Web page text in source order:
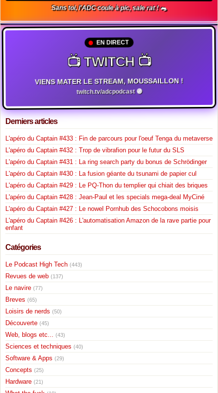
Sans toi, l'ADC coule à pic, sale rat ! 🐀
EN DIRECT
📺 TWITCH 📺
VIENS MATER LE STREAM, MOUSSAILLON !
twitch.tv/adcpodcast 🟣
Derniers articles
L'apéro du Captain #433 : Fin de parcours pour l'oeuf Tenga du metaverse
L'apéro du Captain #432 : Trop de vibrafion pour le futur du SLS
L'apéro du Captain #431 : La ring search party du bonus de Schrödinger
L'apéro du Captain #430 : La fusion géante du tsunami de papier cul
L'apéro du Captain #429 : Le PQ-Thon du templier qui chiait des briques
L'apéro du Captain #428 : Jean-Paul et les specials mega-deal MyCiné
L'apéro du Captain #427 : Le nowel Pornhub des Schocobons moisis
L'apéro du Captain #426 : L'automatisation Amazon de la rave partie pour
enfant
Catégories
Le Podcast High Tech (443)
Revues de web (137)
Le navire (77)
Breves (65)
Loisirs de nerds (50)
Découverte (45)
Web, blogs etc... (43)
Sciences et techniques (40)
Software & Apps (29)
Concepts (25)
Hardware (21)